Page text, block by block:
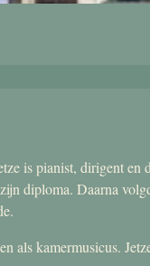
is pianist, dirigent
diploma. Daarna
als kamermusicus.